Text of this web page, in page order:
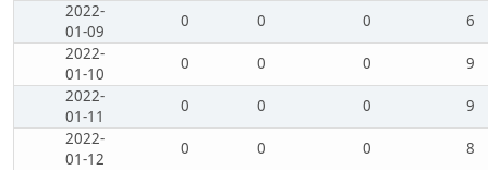
2022-
01-09
0 0 0
6
2022-
01-10
0 0 0
9
2022-
01-11
0 0 0
9
2022-
01-12
0 0 0
8